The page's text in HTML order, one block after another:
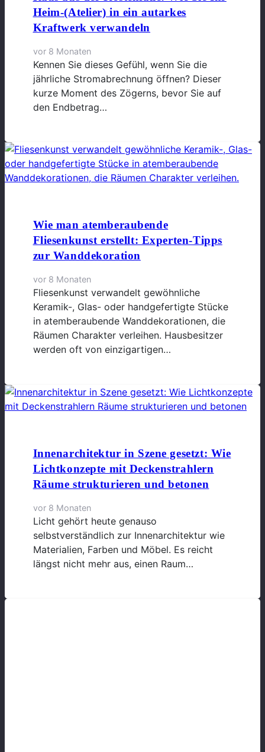
Heim-(Atelier) in ein autarkes
Kraftwerk verwandeln
vor 8 Monaten
Kennen Sie dieses Gefühl, wenn Sie die
jährliche Stromabrechnung öffnen? Dieser
kurze Moment des Zögerns, bevor Sie auf
den Endbetrag…
Wie man atemberaubende
Fliesenkunst erstellt: Experten-Tipps
zur Wanddekoration
vor 8 Monaten
Fliesenkunst verwandelt gewöhnliche
Keramik-, Glas- oder handgefertigte Stücke
in atemberaubende Wanddekorationen, die
Räumen Charakter verleihen. Hausbesitzer
werden oft von einzigartigen…
Innenarchitektur in Szene gesetzt: Wie
Lichtkonzepte mit Deckenstrahlern
Räume strukturieren und betonen
vor 8 Monaten
Licht gehört heute genauso
selbstverständlich zur Innenarchitektur wie
Materialien, Farben und Möbel. Es reicht
längst nicht mehr aus, einen Raum…